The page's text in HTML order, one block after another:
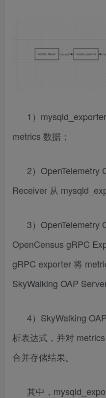
1）
metrics 数据；
2）OpenTelemetry
Receiver 从
3）OpenTelemetry
OpenCensus gRPC
gRPC exporter 将
SkyWalking OAP
4）SkyWalking
析表达式，并对
合并存储结果。
其中，